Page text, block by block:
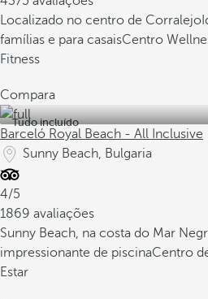
Localizado no centro de Corralejo
famílias e para casaisCentro
Fitness
Compara
Tudo incluído
Barceló Royal Beach - All Inclusive
Sunny Beach, Bulgaria
4/5
1869 avaliações
Sunny Beach, na costa do Mar
impressionante de piscinaCentro
Estar